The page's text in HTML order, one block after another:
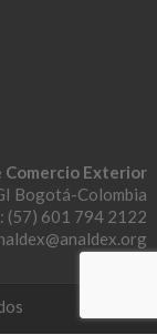
Comercio Exterior
Bogotá-Colombia
(57) 601 794 2122